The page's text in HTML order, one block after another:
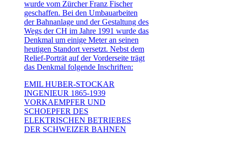
wurde vom Zürcher Franz Fischer
geschaffen. Bei den Umbauarbeiten
der Bahnanlage und der Gestaltung des
Wegs der CH im Jahre 1991 wurde das
Denkmal um einige Meter an seinen
heutigen Standort versetzt. Nebst dem
Relief-Porträt auf der Vorderseite trägt
das Denkmal folgende Inschriften:
EMIL HUBER-STOCKAR
INGENIEUR 1865-1939
VORKAEMPFER UND
SCHOEPFER DES
ELEKTRISCHEN BETRIEBES
DER SCHWEIZER BAHNEN